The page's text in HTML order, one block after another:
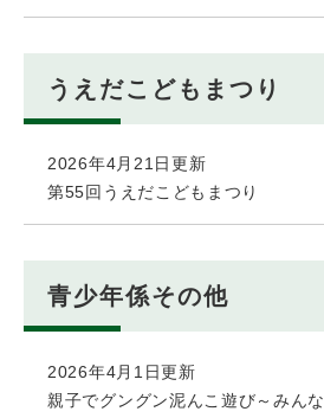
うえだこどもまつり
2026年4月21日更新
第55回うえだこどもまつり
青少年係その他
2026年4月1日更新
親子でグングン泥んこ遊び～みん